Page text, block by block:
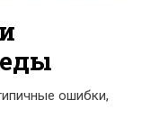
ошибки,